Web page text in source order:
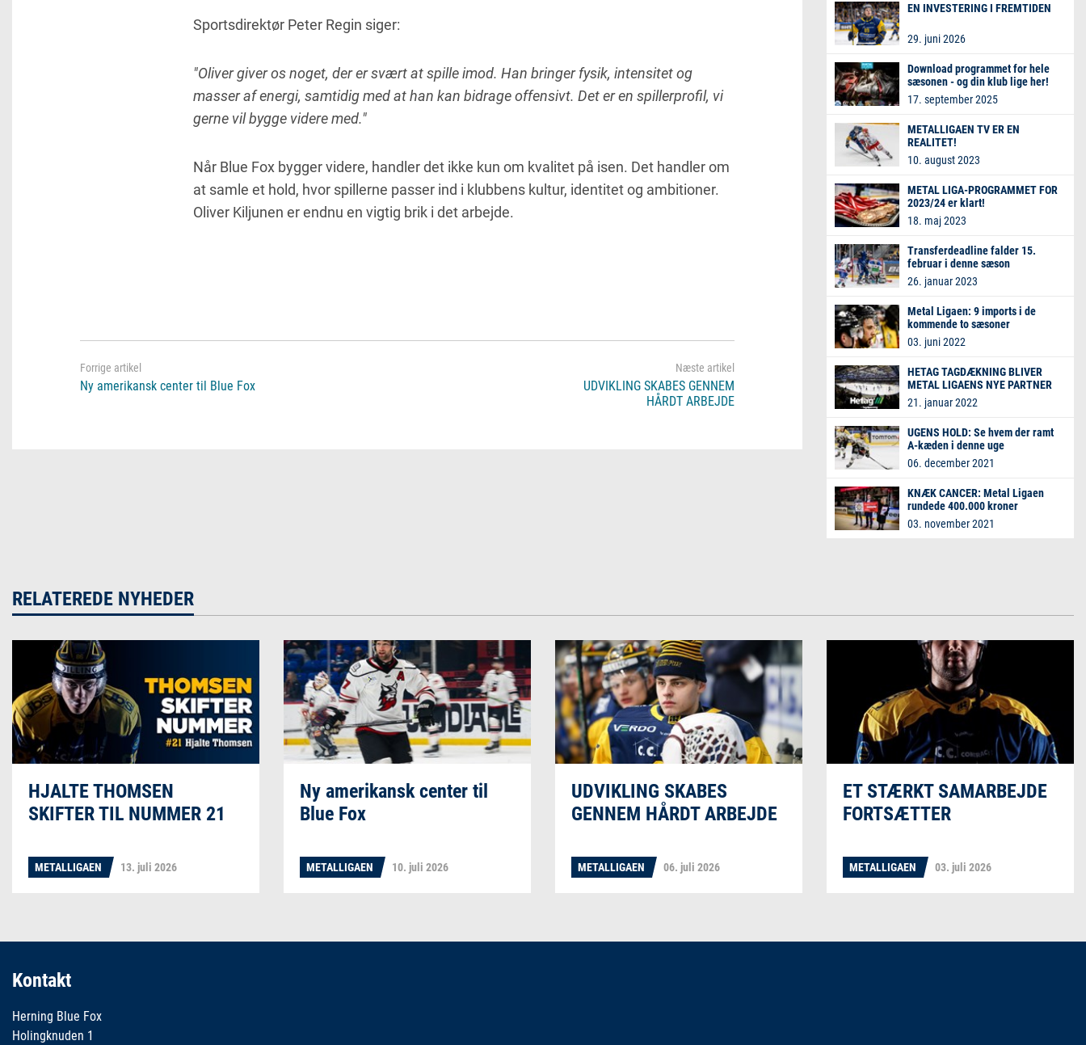
Sportsdirektør Peter Regin siger:
"Oliver giver os noget, der er svært at spille imod. Han bringer fysik, intensitet og
masser af energi, samtidig med at han kan bidrage offensivt. Det er en spillerprofil, vi
gerne vil bygge videre med."
Når Blue Fox bygger videre, handler det ikke kun om kvalitet på isen. Det handler om
at samle et hold, hvor spillerne passer ind i klubbens kultur, identitet og ambitioner.
Oliver Kiljunen er endnu en vigtig brik i det arbejde.
Ny amerikansk center til Blue Fox
UDVIKLING SKABES GENNEM
HÅRDT ARBEJDE
EN INVESTERING I FREMTIDEN
29. juni 2026
Download programmet for hele
sæsonen - og din klub lige her!
17. september 2025
METALLIGAEN TV ER EN
REALITET!
10. august 2023
METAL LIGA-PROGRAMMET FOR
2023/24 er klart!
18. maj 2023
Transferdeadline falder 15.
februar i denne sæson
26. januar 2023
Metal Ligaen: 9 imports i de
kommende to sæsoner
03. juni 2022
HETAG TAGDÆKNING BLIVER
METAL LIGAENS NYE PARTNER
21. januar 2022
UGENS HOLD: Se hvem der ramt
A-kæden i denne uge
06. december 2021
KNÆK CANCER: Metal Ligaen
rundede 400.000 kroner
03. november 2021
RELATEREDE NYHEDER
HJALTE THOMSEN
SKIFTER TIL NUMMER 21
METALLIGAEN 13. juli 2026
Ny amerikansk center til
Blue Fox
METALLIGAEN 10. juli 2026
UDVIKLING SKABES
GENNEM HÅRDT ARBEJDE
METALLIGAEN 06. juli 2026
ET STÆRKT SAMARBEJDE
FORTSÆTTER
METALLIGAEN 03. juli 2026
Kontakt
Herning Blue Fox
Holingknuden 1